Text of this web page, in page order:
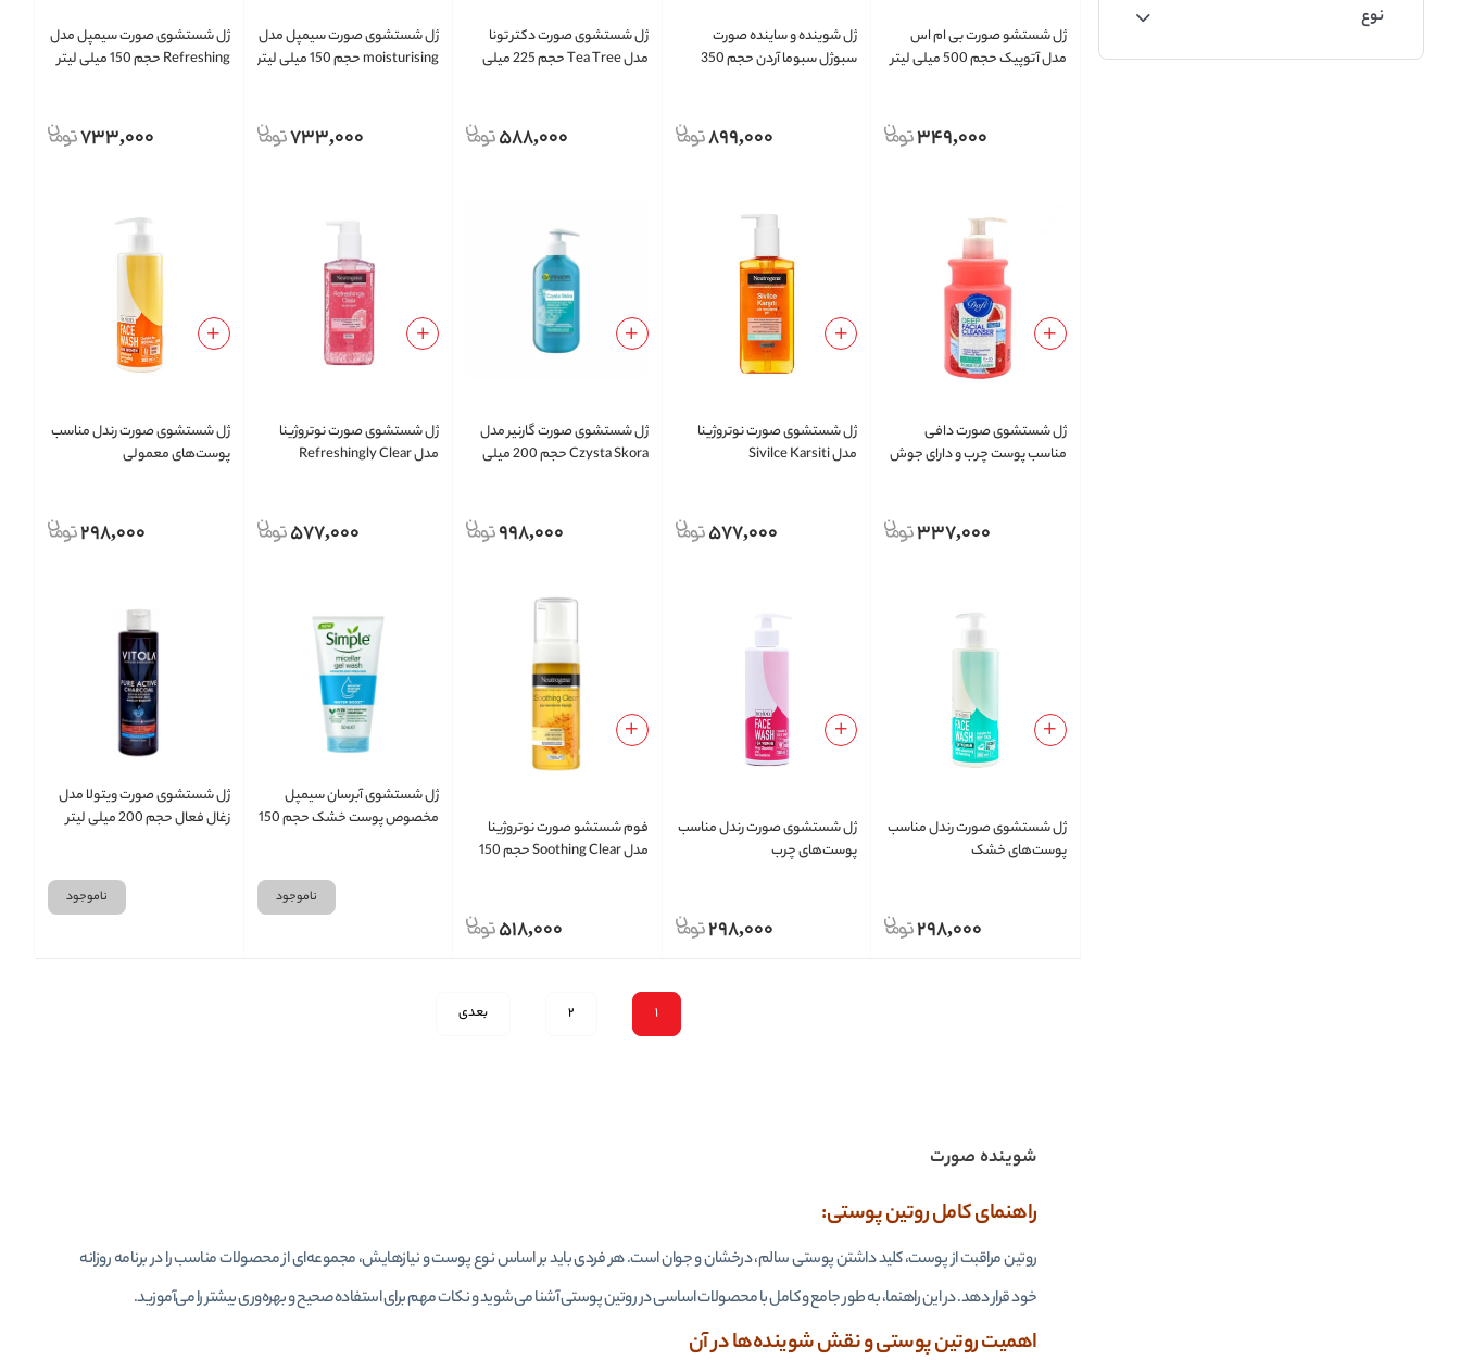
نوع
ژل شستشو صورت بی ام اس
مدل آتوپیک حجم 500 میلی لیتر
349,000
ژل شوینده و ساینده صورت
سبوژل سبوما آردن حجم 350
899,000
ژل شستشوی صورت دکتر تونا
مدل Tea Tree حجم 225 میلی
588,000
ژل شستشوی صورت سیمپل مدل
moisturising حجم 150 میلی لیتر
733,000
ژل شستشوی صورت سیمپل مدل
Refreshing حجم 150 میلی لیتر
733,000
ژل شستشوی صورت دافی
مناسب پوست چرب و دارای جوش
337,000
ژل شستشوی صورت نوتروژینا
مدل Sivilce Karsiti
577,000
ژل شستشوی صورت گارنیر مدل
Czysta Skora حجم 200 میلی
998,000
ژل شستشوی صورت نوتروژینا
مدل Refreshingly Clear
577,000
ژل شستشوی صورت رندل مناسب
پوست‌های معمولی
298,000
ژل شستشوی صورت رندل مناسب
پوست‌های خشک
298,000
ژل شستشوی صورت رندل مناسب
پوست‌های چرب
298,000
فوم شستشو صورت نوتروژینا
مدل Soothing Clear حجم 150
518,000
ژل شستشوی آبرسان سیمپل
مخصوص پوست خشک حجم 150
ناموجود
ژل شستشوی صورت ویتولا مدل
زغال فعال حجم 200 میلی لیتر
ناموجود
1
2 بعدی
شوینده صورت
راهنمای کامل روتین پوستی:
روتین مراقبت از پوست، کلید داشتن پوستی سالم، درخشان و جوان است. هر فردی باید بر اساس نوع پوست و نیازهایش، مجموعه‌ای از محصولات مناسب را در برنامه روزانه
خود قرار دهد. در این راهنما، به طور جامع و کامل با محصولات اساسی در روتین پوستی آشنا می‌شوید و نکات مهم برای استفاده صحیح و بهره‌وری بیشتر را می‌آموزید.
اهمیت روتین پوستی و نقش شوینده‌ها در آن